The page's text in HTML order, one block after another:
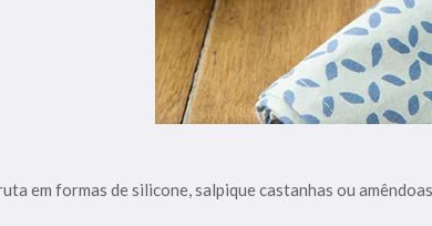
em formas de silicone, salpique castanhas ou